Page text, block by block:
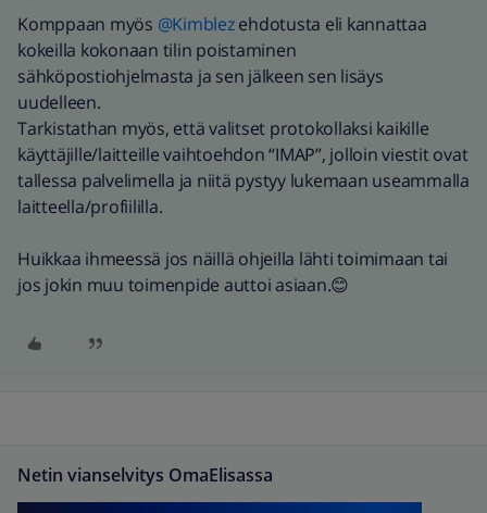
Komppaan myös ​ @Kimblezehdotusta eli kannattaa
kokeilla kokonaan tilin poistaminen
sähköpostiohjelmasta ja sen jälkeen sen lisäys
uudelleen.
Tarkistathan myös, että valitset protokollaksi kaikille
käyttäjille/laitteille vaihtoehdon “IMAP”, jolloin viestit ovat
tallessa palvelimella ja niitä pystyy lukemaan useammalla
laitteella/profiililla.
Huikkaa ihmeessä jos näillä ohjeilla lähti toimimaan tai
jos jokin muu toimenpide auttoi asiaan.😊
Netin vianselvitys OmaElisassa